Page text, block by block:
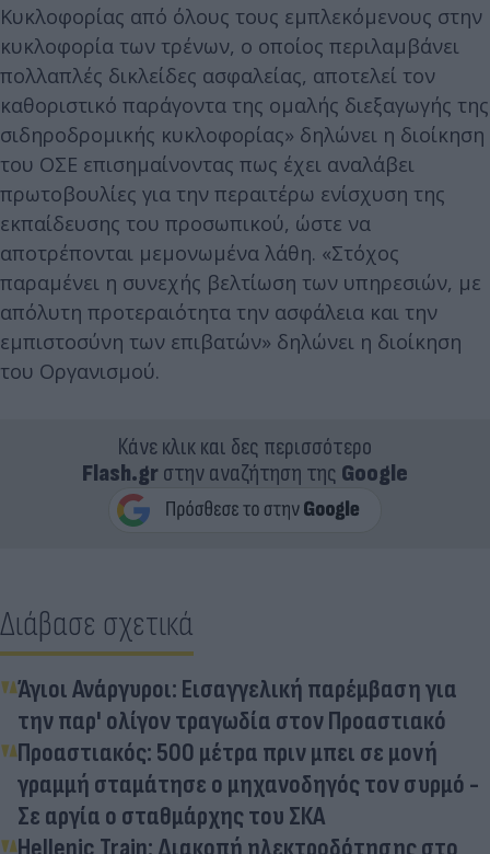
Κυκλοφορίας από όλους τους εμπλεκόμενους στην
κυκλοφορία των τρένων, ο οποίος περιλαμβάνει
πολλαπλές δικλείδες ασφαλείας, αποτελεί τον
καθοριστικό παράγοντα της ομαλής διεξαγωγής της
σιδηροδρομικής κυκλοφορίας» δηλώνει η διοίκηση
του ΟΣΕ επισημαίνοντας πως έχει αναλάβει
πρωτοβουλίες για την περαιτέρω ενίσχυση της
εκπαίδευσης του προσωπικού, ώστε να
αποτρέπονται μεμονωμένα λάθη. «Στόχος
παραμένει η συνεχής βελτίωση των υπηρεσιών, με
απόλυτη προτεραιότητα την ασφάλεια και την
εμπιστοσύνη των επιβατών» δηλώνει η διοίκηση
του Οργανισμού.
Κάνε κλικ και δες περισσότερο
Flash.grστην αναζήτηση της Google
Διάβασε σχετικά
Άγιοι Ανάργυροι: Εισαγγελική παρέμβαση για
την παρ' ολίγον τραγωδία στον Προαστιακό
Προαστιακός: 500 μέτρα πριν μπει σε μονή
γραμμή σταμάτησε ο μηχανοδηγός τον συρμό -
Σε αργία ο σταθμάρχης του ΣΚΑ
Hellenic Train: Διακοπή ηλεκτροδότησης στο